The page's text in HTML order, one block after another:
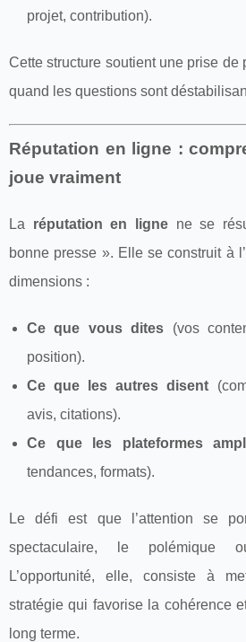
projet, contribution).
Cette structure soutient une prise de
quand les questions sont
Réputation en ligne :
joue vraiment
La réputation en ligne ne se
bonne presse ». Elle se construit à
dimensions :
Ce que vous dites (vos
position).
Ce que les autres disent
avis, citations).
Ce que les plateformes
tendances, formats).
Le défi est que l’attention se
spectaculaire, le polémique
L’opportunité, elle, consiste à
stratégie qui favorise la cohérence
long terme.